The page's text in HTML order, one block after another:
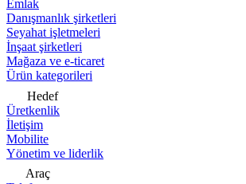
Emlak
Danışmanlık şirketleri
Seyahat işletmeleri
İnşaat şirketleri
Mağaza ve e-ticaret
Ürün kategorileri
Hedef
Üretkenlik
İletişim
Mobilite
Yönetim ve liderlik
Araç